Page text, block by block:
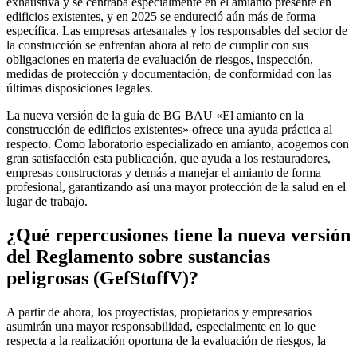
edificios existentes, y en 2025 se endureció aún más de forma
específica. Las empresas artesanales y los responsables del sector de
la construcción se enfrentan ahora al reto de cumplir con sus
obligaciones en materia de evaluación de riesgos, inspección,
medidas de protección y documentación, de conformidad con las
últimas disposiciones legales.
La nueva versión de la guía de BG BAU «El amianto en la
construcción de edificios existentes» ofrece una ayuda práctica al
respecto. Como laboratorio especializado en amianto, acogemos con
gran satisfacción esta publicación, que ayuda a los restauradores,
empresas constructoras y demás a manejar el amianto de forma
profesional, garantizando así una mayor protección de la salud en el
lugar de trabajo.
¿Qué repercusiones tiene la nueva versión
del Reglamento sobre sustancias
peligrosas (GefStoffV)?
A partir de ahora, los proyectistas, propietarios y empresarios
asumirán una mayor responsabilidad, especialmente en lo que
respecta a la realización oportuna de la evaluación de riesgos, la